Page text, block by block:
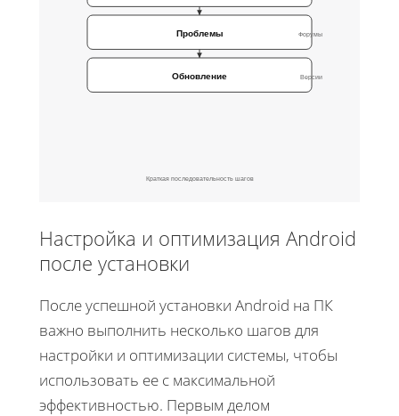
Проблемы
Обновление
Форумы
Версии
Краткая последовательность шагов
Настройка и оптимизация Android
после установки
После успешной установки Android на ПК
важно выполнить несколько шагов для
настройки и оптимизации системы, чтобы
использовать ее с максимальной
эффективностью. Первым делом